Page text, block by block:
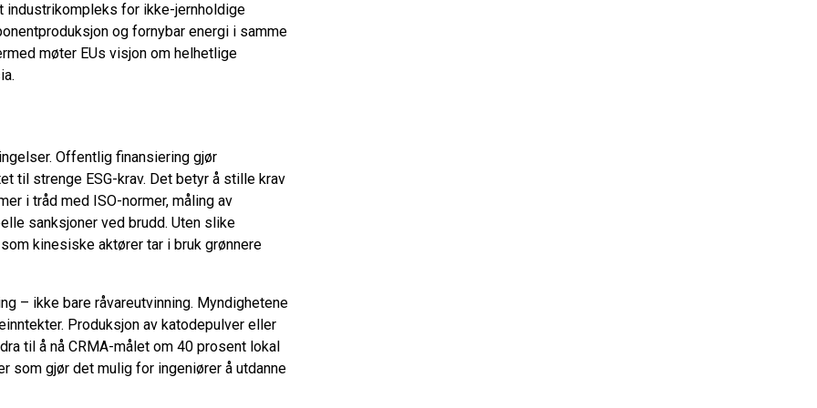
industrikompleks for ikke-jernholdige
og fornybar energi i samme
møter EUs visjon om helhetlige
Offentlig finansiering gjør
til strenge ESG-krav. Det betyr å stille krav
i tråd med ISO-normer, måling av
sanksjoner ved brudd. Uten slike
kinesiske aktører tar i bruk grønnere
– ikke bare råvareutvinning. Myndighetene
Produksjon av katodepulver eller
til å nå CRMA-målet om 40 prosent lokal
gjør det mulig for ingeniører å utdanne